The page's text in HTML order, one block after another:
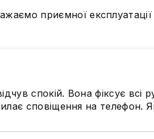
приємної
спокій. Вона фіксує всі
сповіщення на телефон.